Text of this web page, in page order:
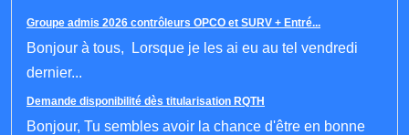
Groupe admis 2026 contrôleurs OPCO et SURV + Entré...
Bonjour à tous, Lorsque je les ai eu au tel vendredi
dernier...
Demande disponibilité dès titularisation RQTH
Bonjour, Tu sembles avoir la chance d'être en bonne